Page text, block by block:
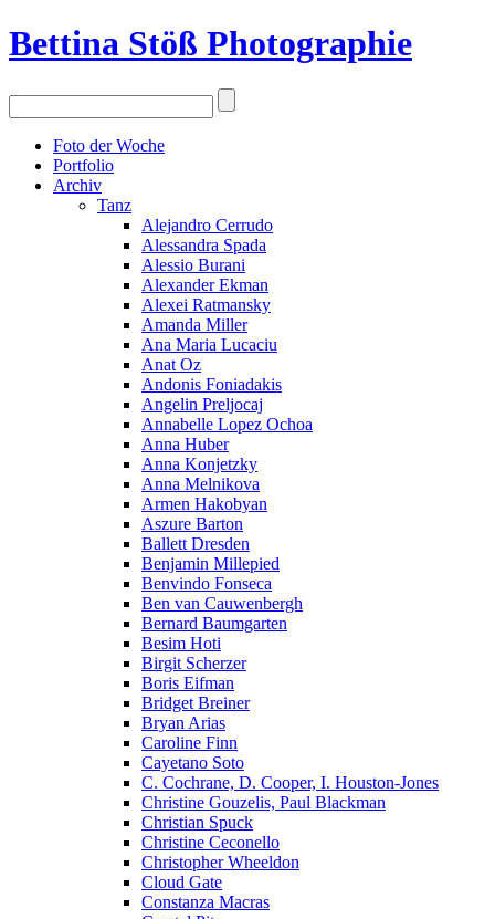
Bettina Stöß Photographie
Foto der Woche
Portfolio
Archiv
Tanz
Alejandro Cerrudo
Alessandra Spada
Alessio Burani
Alexander Ekman
Alexei Ratmansky
Amanda Miller
Ana Maria Lucaciu
Anat Oz
Andonis Foniadakis
Angelin Preljocaj
Annabelle Lopez Ochoa
Anna Huber
Anna Konjetzky
Anna Melnikova
Armen Hakobyan
Aszure Barton
Ballett Dresden
Benjamin Millepied
Benvindo Fonseca
Ben van Cauwenbergh
Bernard Baumgarten
Besim Hoti
Birgit Scherzer
Boris Eifman
Bridget Breiner
Bryan Arias
Caroline Finn
Cayetano Soto
C. Cochrane, D. Cooper, I. Houston-Jones
Christine Gouzelis, Paul Blackman
Christian Spuck
Christine Ceconello
Christopher Wheeldon
Cloud Gate
Constanza Macras